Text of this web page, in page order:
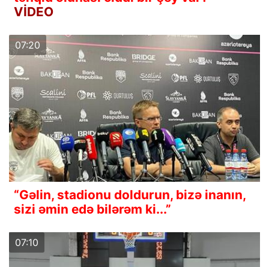
VİDEO
07:20
“Gəlin, stadionu doldurun, bizə inanın,
sizi əmin edə bilərəm ki...”
07:10